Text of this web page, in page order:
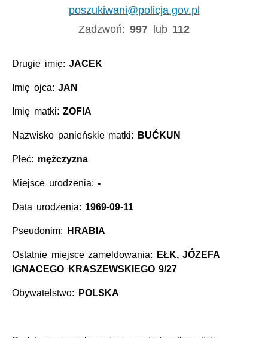
poszukiwani@policja.gov.pl
Zadzwoń:997 lub 112
Drugie imię:JACEK
Imię ojca:JAN
Imię matki:ZOFIA
Nazwisko panieńskie matki: BUĆKUN
Płeć: mężczyzna
Miejsce urodzenia:-
Data urodzenia: 1969-09-11
Pseudonim: HRABIA
Ostatnie miejsce zameldowania:
EŁK, JÓZEFA
IGNACEGO KRASZEWSKIEGO 9/27
Obywatelstwo: POLSKA